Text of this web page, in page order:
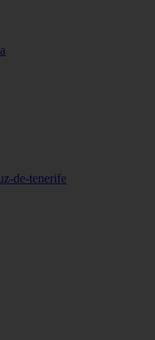
de-tenerife